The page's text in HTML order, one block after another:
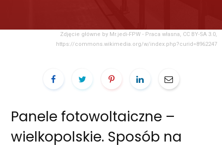
Zdjęcie główne by Mr.jedi-FPW - Praca własna, CC BY-SA 3.0,
https://commons.wikimedia.org/w/index.php?curid=8962247
Panele fotowoltaiczne –
wielkopolskie. Sposób na